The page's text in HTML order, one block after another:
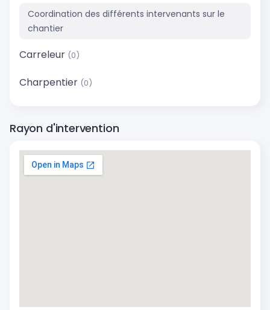
Coordination des différents intervenants sur le
chantier
Carreleur (0)
Charpentier (0)
Rayon d'intervention